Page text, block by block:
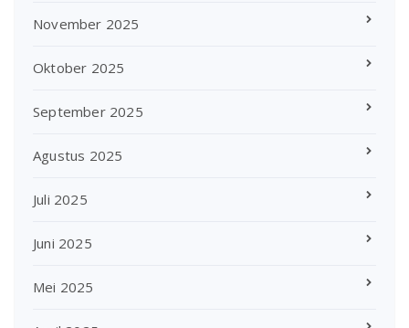
November 2025
Oktober 2025
September 2025
Agustus 2025
Juli 2025
Juni 2025
Mei 2025